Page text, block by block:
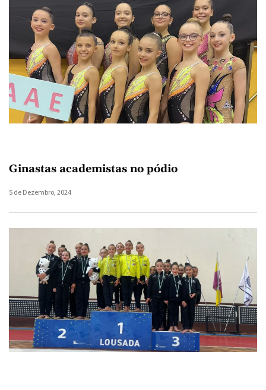
Ginastas academistas no pódio
5 de Dezembro, 2024